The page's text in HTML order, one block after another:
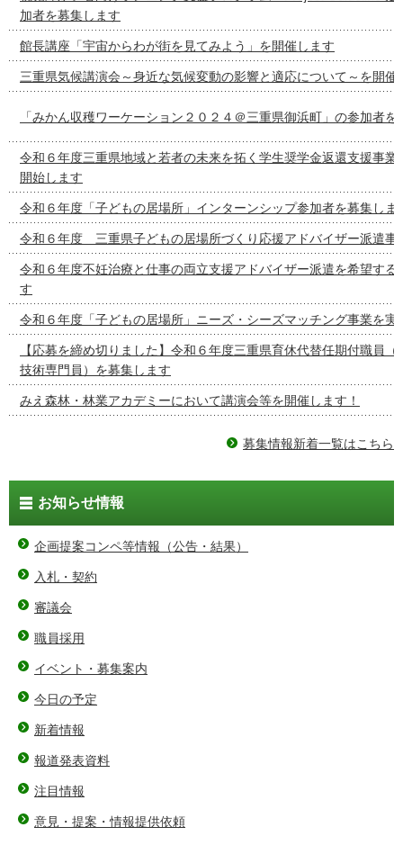
加者を募集します
館長講座「宇宙からわが街を見てみよう」を開催します
三重県気候講演会～身近な気候変動の影響と適応について～を開催
「みかん収穫ワーケーション２０２４＠三重県御浜町」の参加者を
令和６年度三重県地域と若者の未来を拓く学生奨学金返還支援事業
開始します
令和６年度「子どもの居場所」インターンシップ参加者を募集しま
令和６年度 三重県子どもの居場所づくり応援アドバイザー派遣事
令和６年度不妊治療と仕事の両立支援アドバイザー派遣を希望する
す
令和６年度「子どもの居場所」ニーズ・シーズマッチング事業を実
【応募を締め切りました】令和６年度三重県育休代替任期付職員
技術専門員）を募集します
みえ森林・林業アカデミーにおいて講演会等を開催します！
募集情報新着一覧はこちら
お知らせ情報
企画提案コンペ等情報（公告・結果）
入札・契約
審議会
職員採用
イベント・募集案内
今日の予定
新着情報
報道発表資料
注目情報
意見・提案・情報提供依頼